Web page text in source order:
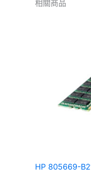
相關商品
HP 805669-